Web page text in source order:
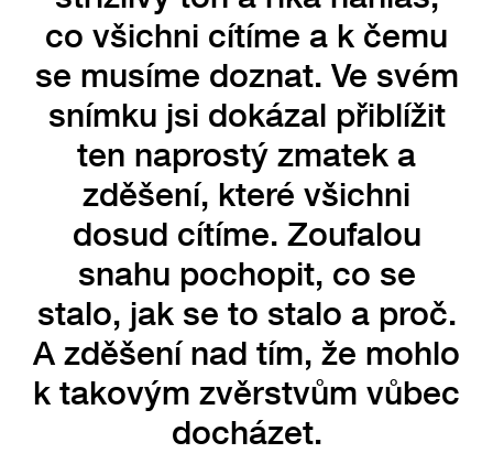
co všichni cítíme a k čemu
se musíme doznat. Ve svém
snímku jsi dokázal přiblížit
ten naprostý zmatek a
zděšení, které všichni
dosud cítíme. Zoufalou
snahu pochopit, co se
stalo, jak se to stalo a proč.
A zděšení nad tím, že mohlo
k takovým zvěrstvům vůbec
docházet.